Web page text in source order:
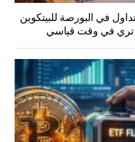
في البورصة للبيتكوين
تري في وقت قياسي